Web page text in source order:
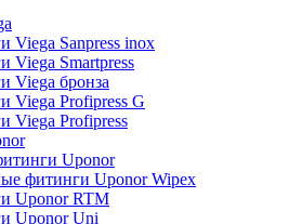
Viega Sanpress inox
Viega Smartpress
Viega бронза
Viega Profipress G
Viega Profipress
Uponor
фитинги Uponor Wipex
Uponor RTM
Uponor Uni